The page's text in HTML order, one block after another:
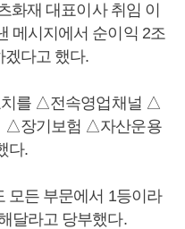
화재 대표이사 취임 이
메시지에서 순이익 2조
겠다고 했다.
치를 △전속영업채널 △
△장기보험 △자산운용
다.
모든 부문에서 1등이라
달라고 당부했다.